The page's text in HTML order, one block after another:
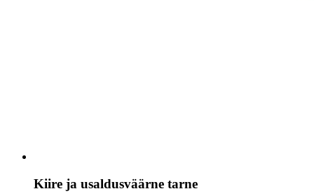
Kiire ja usaldusväärne tarne